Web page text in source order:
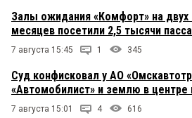
Залы ожидания «Комфорт» на двух
месяцев посетили 2,5 тысячи
7 августа 15:45 1 345
Суд конфисковал у АО
«Автомобилист» и землю в центре
7 августа 15:01 4 616